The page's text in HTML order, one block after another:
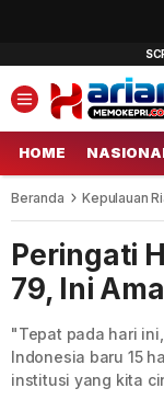
HOME
Beranda Kepulauan
Peringati
79, Ini
"Tepat pada hari
Indonesia baru 15
institusi yang kita